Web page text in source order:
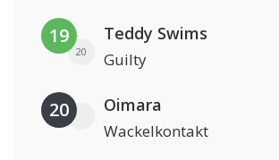
19
20
Teddy Swims
Guilty
20 Oimara
Wackelkontakt